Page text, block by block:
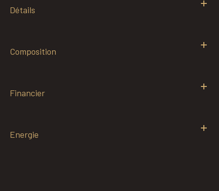
Détails
Composition
Financier
Energie